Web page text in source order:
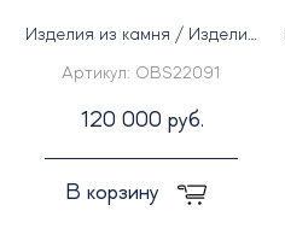
Изделия из камня / Изделия
Артикул: OBS22091
120 000 руб.
В корзину